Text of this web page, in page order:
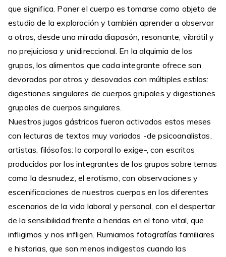
que significa. Poner el cuerpo es tomarse como objeto de
estudio de la exploración y también aprender a observar
a otros, desde una mirada diapasón, resonante, vibrátil y
no prejuiciosa y unidireccional. En la alquimia de los
grupos, los alimentos que cada integrante ofrece son
devorados por otros y desovados con múltiples estilos:
digestiones singulares de cuerpos grupales y digestiones
grupales de cuerpos singulares.
Nuestros jugos gástricos fueron activados estos meses
con lecturas de textos muy variados -de psicoanalistas,
artistas, filósofos: lo corporal lo exige-, con escritos
producidos por los integrantes de los grupos sobre temas
como la desnudez, el erotismo, con observaciones y
escenificaciones de nuestros cuerpos en los diferentes
escenarios de la vida laboral y personal, con el despertar
de la sensibilidad frente a heridas en el tono vital, que
infligimos y nos infligen. Rumiamos fotografías familiares
e historias, que son menos indigestas cuando las